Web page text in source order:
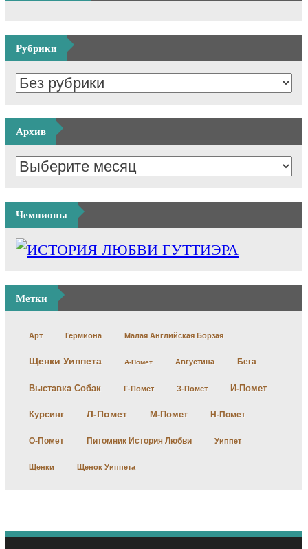
Рубрики
Архив
Чемпионы
Метки
Арт Гермиона Малая Английская Борзая
Щенки Уиппета А-Помет Августина Бега
Выставка Собак Г-Помет З-Помет И-Помет
Курсинг Л-Помет М-Помет Н-Помет
О-Помет Питомник История Любви Уиппет
Щенки Щенок Уиппета